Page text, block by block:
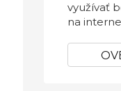
využívať
na